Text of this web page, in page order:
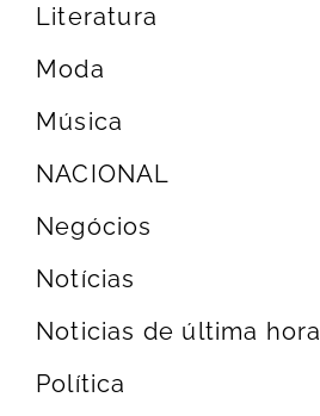
Literatura
Moda
Música
NACIONAL
Negócios
Notícias
Noticias de última hora
Política